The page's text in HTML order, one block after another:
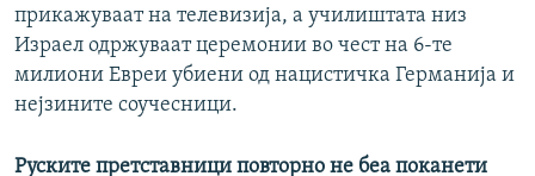
прикажуваат на телевизија, а училиштата низ
Израел одржуваат церемонии во чест на 6-те
милиони Евреи убиени од нацистичка Германија и
нејзините соучесници.
Руските претставници повторно не беа поканети